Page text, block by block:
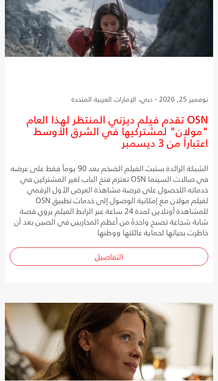
نوفمبر 25, 2020 - دبي، الإمارات العربية المتحدة
OSN تقدم فيلم ديزني المنتظر لهذا العام
"مولان" لمشتركيها في الشرق الأوسط
اعتباراً من 3 ديسمبر
الشبكة الرائدة ستبث الفيلم الضخم بعد 90 يوماً فقط على عرضه
في صالات السينما OSN تعتزم فتح الباب لغير المشتركين في
خدماته اللحصول على فرصة مشاهدة العرض الأول الرقمي
لفيلم مولان مع إمكانية الوصول إلى خدمات تطبيق OSN
للمشاهدة أونلاين لمدة 24 ساعة عبر الرابط الفيلم يروي قصة
شابة شجاعة تصبح واحدةً من أعظم المحاربين في الصين بعد أن
خاطرت بحياتها لحماية عائلتها ووطنها
التفاصيل